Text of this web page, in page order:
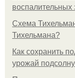
воспалительных
Схема
Тихельмана?
Как сохранить
урожай